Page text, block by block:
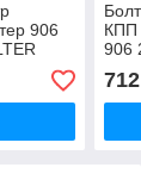
906
1
КПП
906
712